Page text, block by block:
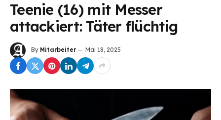
Teenie (16) mit Messer
attackiert: Täter flüchtig
By Mitarbeiter Mai 18, 2025